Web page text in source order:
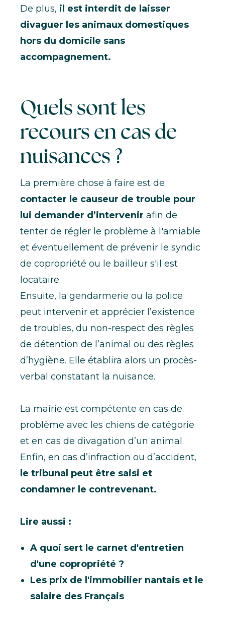
De plus, il est interdit de laisser
divaguer les animaux domestiques
hors du domicile sans
accompagnement.
Quels sont les
recours en cas de
nuisances ?
La première chose à faire est de
contacter le causeur de trouble pour
lui demander d’intervenir afin de
tenter de régler le problème à l'amiable
et éventuellement de prévenir le syndic
de copropriété ou le bailleur s'il est
locataire.
Ensuite, la gendarmerie ou la police
peut intervenir et apprécier l’existence
de troubles, du non-respect des règles
de détention de l’animal ou des règles
d’hygiène. Elle établira alors un procès-
verbal constatant la nuisance.
La mairie est compétente en cas de
problème avec les chiens de catégorie
et en cas de divagation d’un animal.
Enfin, en cas d’infraction ou d’accident,
le tribunal peut être saisi et
condamner le contrevenant.
Lire aussi :
A quoi sert le carnet d'entretien
d'une copropriété ?
Les prix de l'immobilier nantais et le
salaire des Français